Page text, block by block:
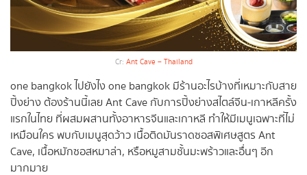
Cr: Ant Cave – Thailand
one bangkok ไปยังไง one bangkok มีร้านอะไรบ้างที่เหมาะกับสาย
ปิ้งย่าง ต้องร้านนี้เลย Ant Cave กับการปิ้งย่างสไตล์จีน-เกาหลีครั้ง
แรกในไทย ที่ผสมผสานทั้งอาหารจีนและเกาหลี ทำให้มีเมนูเฉพาะที่ไม่
เหมือนใคร พบกับเมนูสุดว้าว เนื้อติดมันราดซอสพิเศษสูตร Ant
Cave, เนื้อหมักซอสหมาล่า, หรือหมูสามชั้นมะพร้าวและอื่นๆ อีก
มากมาย